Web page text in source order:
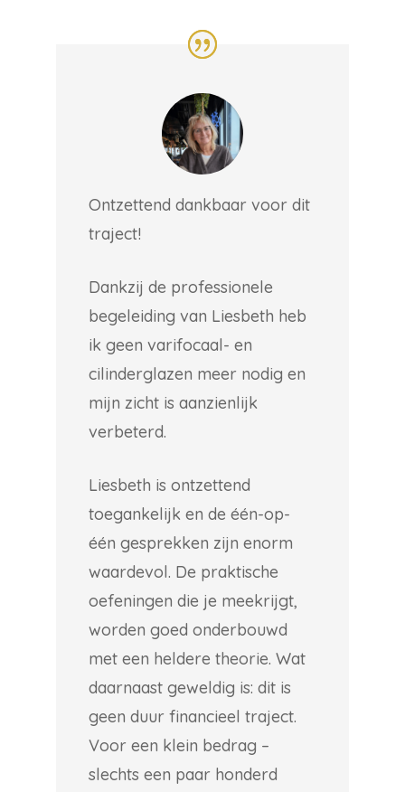
Ontzettend dankbaar voor dit
traject!
Dankzij de professionele
begeleiding van Liesbeth heb
ik geen varifocaal- en
cilinderglazen meer nodig en
mijn zicht is aanzienlijk
verbeterd.
Liesbeth is ontzettend
toegankelijk en de één-op-
één gesprekken zijn enorm
waardevol. De praktische
oefeningen die je meekrijgt,
worden goed onderbouwd
met een heldere theorie. Wat
daarnaast geweldig is: dit is
geen duur financieel traject.
Voor een klein bedrag –
slechts een paar honderd